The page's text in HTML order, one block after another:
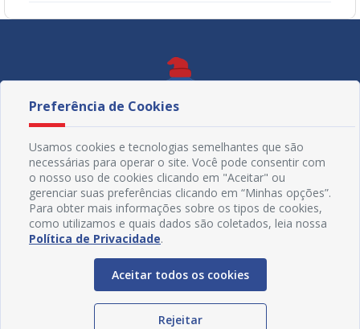
Preferência de Cookies
Usamos cookies e tecnologias semelhantes que são
necessárias para operar o site. Você pode consentir com
o nosso uso de cookies clicando em "Aceitar" ou
gerenciar suas preferências clicando em “Minhas opções”.
Para obter mais informações sobre os tipos de cookies,
como utilizamos e quais dados são coletados, leia nossa
Política de Privacidade.
Aceitar todos os cookies
Rejeitar